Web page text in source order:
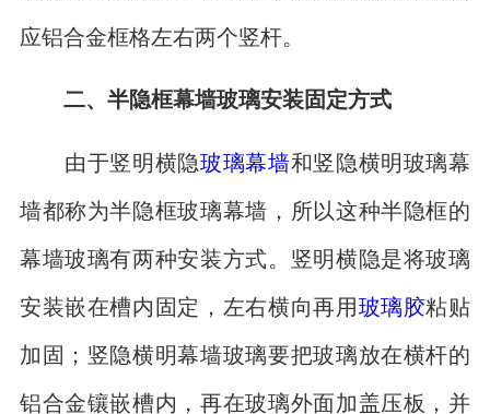
应铝合金框格左右两个竖杆。
二、半隐框幕墙玻璃安装固定方式
由于竖明横隐玻璃幕墙和竖隐横明玻璃幕
墙都称为半隐框玻璃幕墙，所以这种半隐框的
幕墙玻璃有两种安装方式。竖明横隐是将玻璃
安装嵌在槽内固定，左右横向再用 玻璃胶粘贴
加固；竖隐横明幕墙玻璃要把玻璃放在横杆的
铝合金镶嵌槽内，再在玻璃外面加盖压板，并